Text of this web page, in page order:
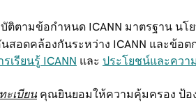
ตามข้อกำหนด ICANN มาตรฐาน นโ
สอดคล้องกันระหว่าง ICANN และข้อ
เรียนรู้ ICANN และ ประโยชน์และควา
ะเบียน คุณยินยอมให้ความคุ้มครอง ป้อง